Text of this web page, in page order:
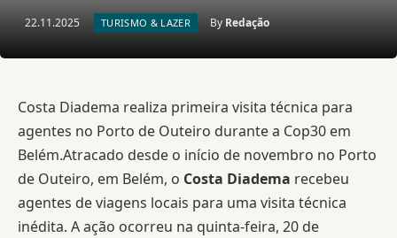
22.11.2025 TURISMO & LAZER By Redação
Costa Diadema realiza primeira visita técnica para
agentes no Porto de Outeiro durante a Cop30 em
Belém.Atracado desde o início de novembro no Porto
de Outeiro, em Belém, o Costa Diadema recebeu
agentes de viagens locais para uma visita técnica
inédita. A ação ocorreu na quinta-feira, 20 de